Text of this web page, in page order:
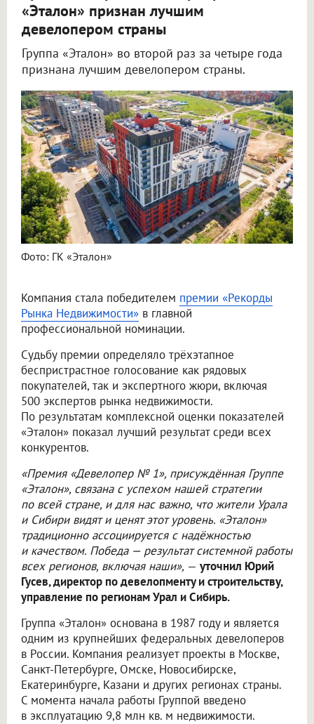
«Эталон» признан лучшим
девелопером страны
Группа «Эталон» во второй раз за четыре года
признана лучшим девелопером страны.
Фото: ГК «Эталон»
Компания стала победителем премии «Рекорды
Рынка Недвижимости» в главной
профессиональной номинации.
Судьбу премии определяло трёхэтапное
беспристрастное голосование как рядовых
покупателей, так и экспертного жюри, включая
500 экспертов рынка недвижимости.
По результатам комплексной оценки показателей
«Эталон» показал лучший результат среди всех
конкурентов.
«Премия «Девелопер № 1», присуждённая Группе
«Эталон», связана с успехом нашей стратегии
по всей стране, и для нас важно, что жители Урала
и Сибири видят и ценят этот уровень. «Эталон»
традиционно ассоциируется с надёжностью
и качеством. Победа — результат системной работы
всех регионов, включая наши», — уточнил Юрий
Гусев, директор по девелопменту и строительству,
управление по регионам Урал и Сибирь.
Группа «Эталон» основана в 1987 году и является
одним из крупнейших федеральных девелоперов
в России. Компания реализует проекты в Москве,
Санкт-Петербурге, Омске, Новосибирске,
Екатеринбурге, Казани и других регионах страны.
С момента начала работы Группой введено
в эксплуатацию 9,8 млн кв. м недвижимости.